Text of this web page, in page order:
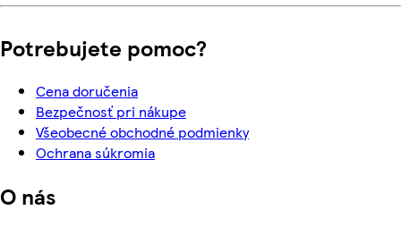
Potrebujete pomoc?
Cena doručenia
Bezpečnosť pri nákupe
Všeobecné obchodné podmienky
Ochrana súkromia
O nás